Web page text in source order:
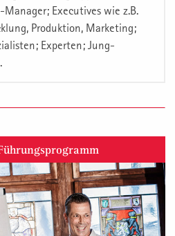
Executives wie z.B.
Produktion, Marketing;
Experten; Jung-